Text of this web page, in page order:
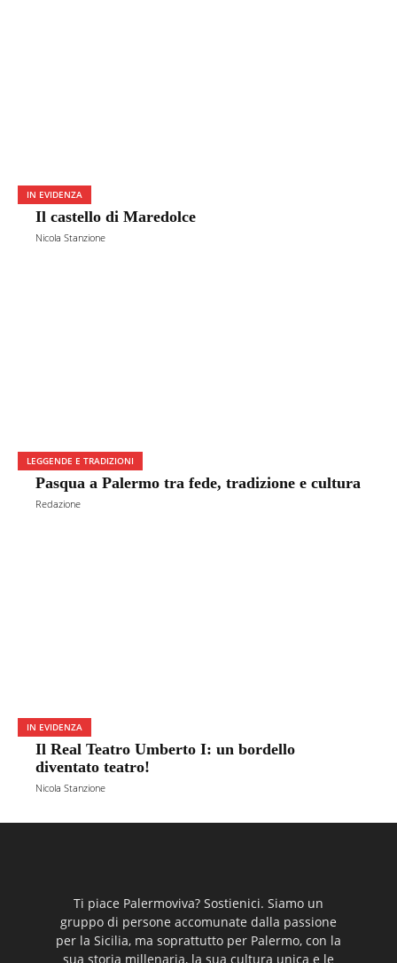
IN EVIDENZA
Il castello di Maredolce
Nicola Stanzione
LEGGENDE E TRADIZIONI
Pasqua a Palermo tra fede, tradizione e cultura
Redazione
IN EVIDENZA
Il Real Teatro Umberto I: un bordello
diventato teatro!
Nicola Stanzione
Ti piace Palermoviva? Sostienici. Siamo un
gruppo di persone accomunate dalla passione
per la Sicilia, ma soprattutto per Palermo, con la
sua storia millenaria, la sua cultura unica e le